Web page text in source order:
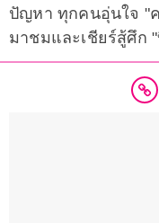
ปัญหา ทุกคนอุ่นใจ "
มาชมและเชียร์สู้ศึก